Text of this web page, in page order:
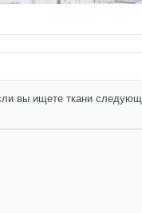
вы ищете ткани